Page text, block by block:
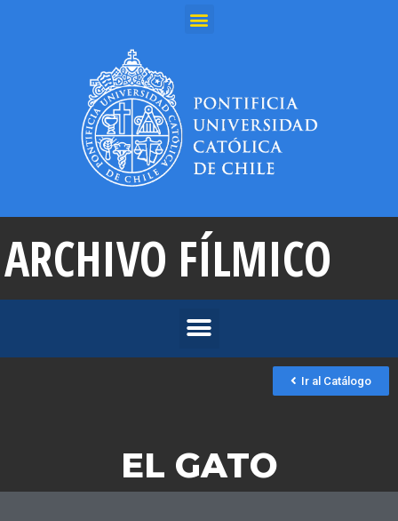
ARCHIVO FÍLMICO
Ir al Catálogo
EL GATO